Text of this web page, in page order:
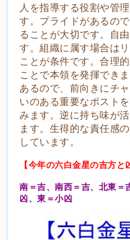
人を指導する役割や管
す。プライドがあるの
ることが大切です。自
す。組織に属す場合は
ことが条件です。合理
ことで本領を発揮でき
あるので、前向きにチ
いのある重要なポスト
みます。逆に持ち味が
ます。生得的な責任感
しています。
【今年の六白金星の吉方と
南＝吉、南西＝吉、北東＝
凶、東＝小凶